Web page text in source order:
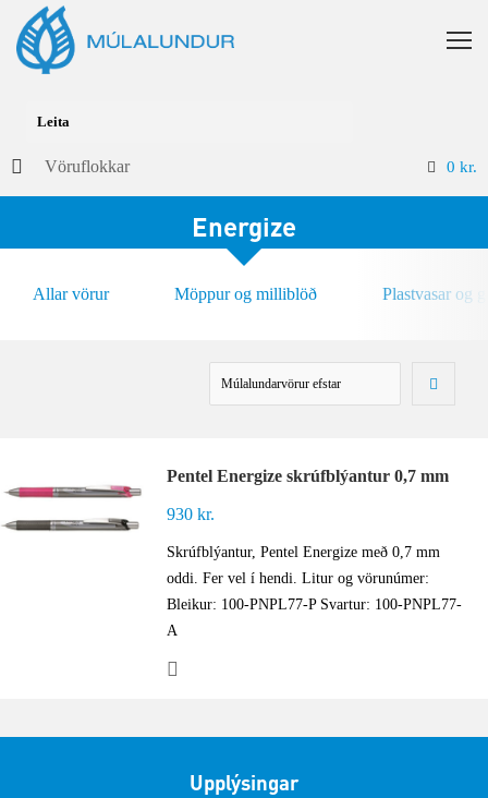
Vöruflokkar 0 kr.
Energize
Allar vörur Möppur og milliblöð Plastvasar og
Pentel Energize skrúfblýantur 0,7 mm
930kr.
Skrúfblýantur, Pentel Energize með 0,7 mm
oddi. Fer vel í hendi. Litur og vörunúmer:
Bleikur: 100-PNPL77-P Svartur: 100-PNPL77-
A
Upplýsingar